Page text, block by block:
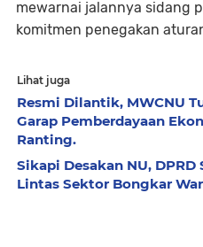
mewarnai jalannya sidang
komitmen penegakan
Lihat juga
Resmi Dilantik, MWCNU
Garap Pemberdayaan
Ranting.
Sikapi Desakan NU,
Lintas Sektor Bongkar